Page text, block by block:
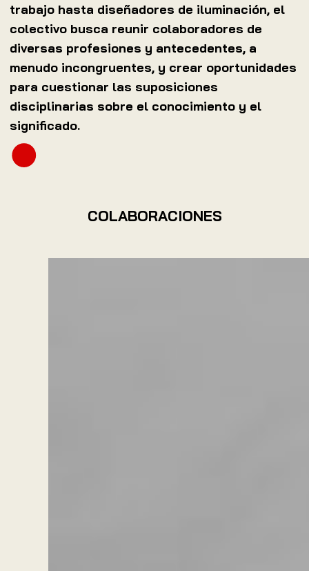
trabajo hasta diseñadores de iluminación, el
colectivo busca reunir colaboradores de
diversas profesiones y antecedentes, a
menudo incongruentes, y crear oportunidades
para cuestionar las suposiciones
disciplinarias sobre el conocimiento y el
significado.
COLABORACIONES